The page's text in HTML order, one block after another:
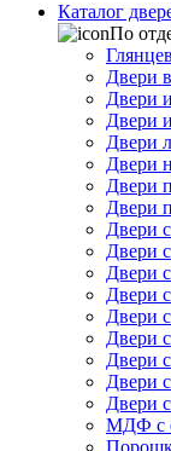
Каталог
По
Двери
Двери
Двери
Двери
Двери
Двери
Двери
Двери
Двери
Двери
Двери
Двери
Двери
Двери
Двери
Двери
МДФ с